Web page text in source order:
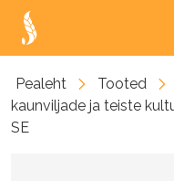
Pealeht Tooted
kaunviljade ja teiste
SE